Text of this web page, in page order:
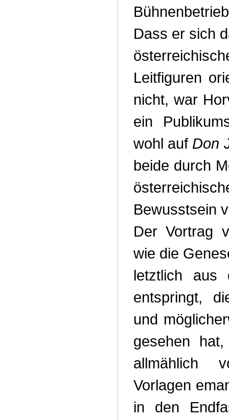
Dass er sich
Leitfiguren
nicht, war
ein
wohl auf Don
beide durch
Bewusstsein
Der Vortrag
wie die
letztlich aus
entspringt,
und
gesehen
allmählich
Vorlagen
in den